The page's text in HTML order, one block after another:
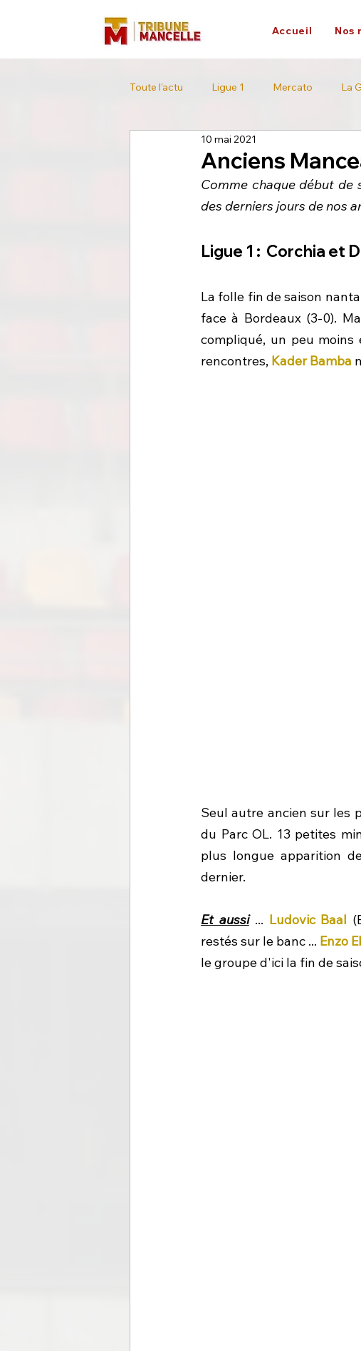
Accueil Nos
Toute l'actu Ligue 1 Mercato La
L'interview Tour de France
Anciens
10 mai 2021
Comme chaque début de
des derniers jours de nos
Ligue 1 : Corchia et
La folle fin de saison
face à Bordeaux (3-0).
compliqué, un peu moins
rencontres, Kader Bamba
Seul autre ancien sur les
du Parc OL. 13 petites
plus longue apparition
dernier.
Et aussi ... Ludovic Baal
restés sur le banc ... Enzo
le groupe d'ici la fin de